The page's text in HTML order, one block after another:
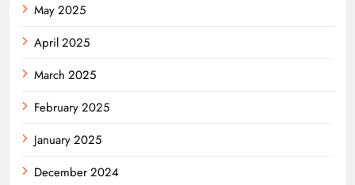
May 2025
April 2025
March 2025
February 2025
January 2025
December 2024